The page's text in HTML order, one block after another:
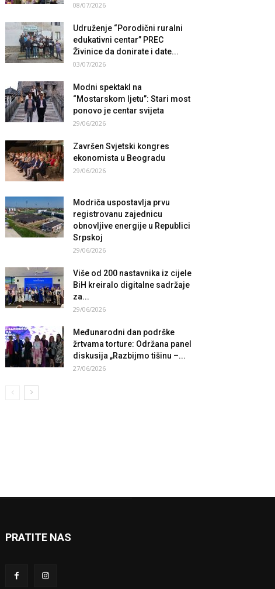
08/07/2026
Udruženje “Porodični ruralni
edukativni centar” PREC
Živinice da donirate i date...
03/07/2026
Modni spektakl na
“Mostarskom ljetu”: Stari most
ponovo je centar svijeta
29/06/2026
Završen Svjetski kongres
ekonomista u Beogradu
29/06/2026
Modriča uspostavlja prvu
registrovanu zajednicu
obnovljive energije u Republici
Srpskoj
29/06/2026
Više od 200 nastavnika iz cijele
BiH kreiralo digitalne sadržaje
za...
29/06/2026
Međunarodni dan podrške
žrtvama torture: Održana panel
diskusija „Razbijmo tišinu –...
27/06/2026
PRATITE NAS